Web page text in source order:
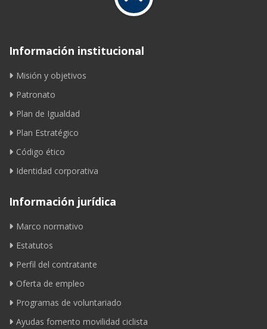
Información institucional
Misión y objetivos
Patronato
Plan de Igualdad
Plan Estratégico
Código ético
Identidad corporativa
Información jurídica
Marco normativo
Estatutos
Perfil del contratante
Oferta de empleo
Programas de voluntariado
Ayudas fomento movilidad ciclista